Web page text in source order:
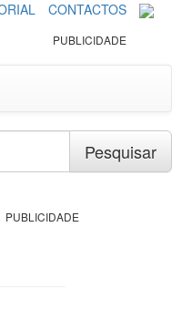
CONTACTOS
PUBLICIDADE
Pesquisar
PUBLICIDADE